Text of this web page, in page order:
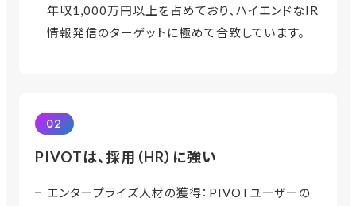
年収1,000万円以上を占めており、ハイエンドなIR
情報発信のターゲットに極めて合致しています。
02
PIVOTは、採用（HR）に強い
エンタープライズ人材の獲得：PIVOTユーザーの